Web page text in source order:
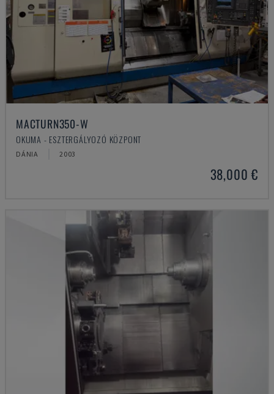
MACTURN350-W
OKUMA - ESZTERGÁLYOZÓ KÖZPONT
DÁNIA 2003
38,000 €